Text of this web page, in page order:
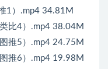
1）.mp4 34.81M
比4）.mp4 38.04M
推5）.mp4 24.75M
推6）.mp4 19.98M